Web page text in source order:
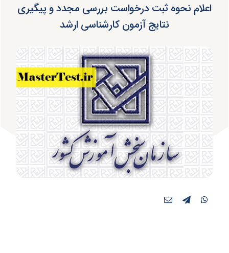
اعلام نحوه ثبت درخواست بررسی مجدد و پیگیری
نتایج آزمون کارشناسی ارشد